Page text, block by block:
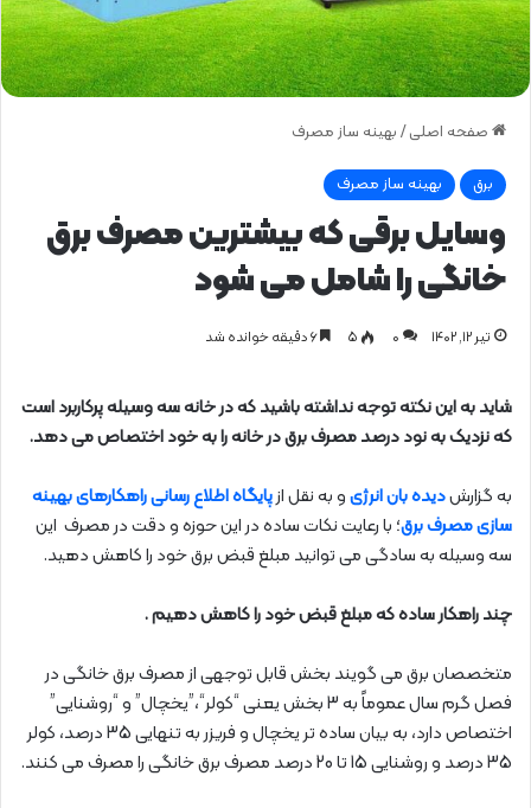
صفحه اصلی / بهینه ساز مصرف
برق بهینه ساز مصرف
وسایل برقی که بیشترین مصرف برق
خانگی را شامل می شود
تیر ۱۲, ۱۴۰۲ 0 ۵
شاید به این نکته توجه نداشته باشید که در خانه سه وسیله پرکاربرد است
که نزدیک به نود درصد مصرف برق در خانه را به خود اختصاص می دهد.
به گزارشدیده بان انرژیو به نقل ازپایگاه اطلاع رسانی راهکارهای بهینه
سازی مصرف برق؛ با رعایت نکات ساده در این حوزه و دقت در مصرف این
سه وسیله به سادگی می توانید مبلغ قبض برق خود را کاهش دهید.
چند راهکار ساده که مبلغ قبض خود را کاهش دهیم .
متخصصان برق می گویند بخش قابل توجهی از مصرف برق خانگی در
فصل گرم سال عموماً به 3 بخش یعنی “کولر“،”یخچال” و “روشنایی”
اختصاص دارد، به بیان ساده تر یخچال و فریزر به تنهایی 35 درصد، کولر
35 درصد و روشنایی 15 تا 20 درصد مصرف برق خانگی را مصرف می کنند.